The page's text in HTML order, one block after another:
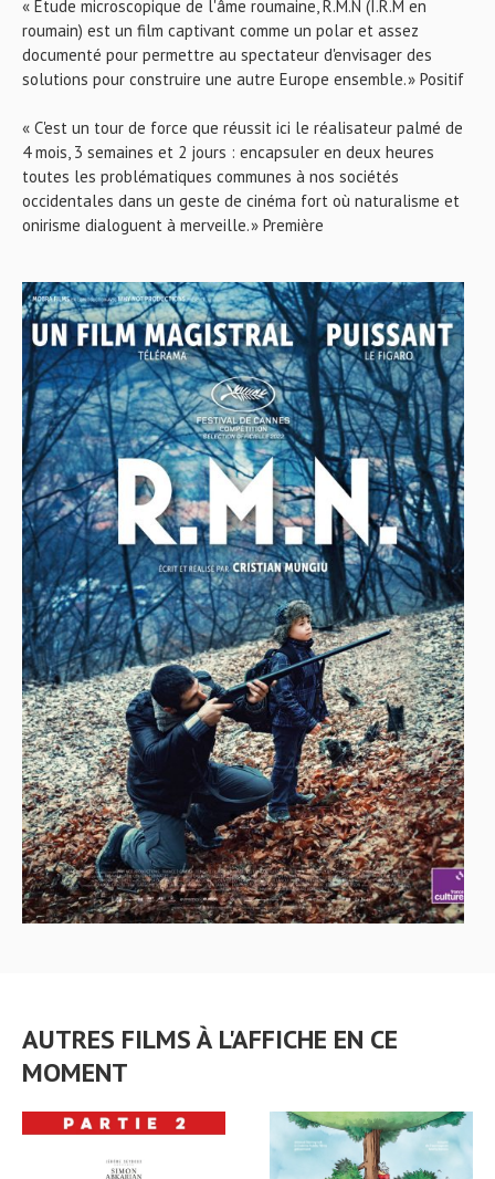
« Etude microscopique de l'âme roumaine, R.M.N (I.R.M en
roumain) est un film captivant comme un polar et assez
documenté pour permettre au spectateur d'envisager des
solutions pour construire une autre Europe ensemble. » Positif
« C'est un tour de force que réussit ici le réalisateur palmé de
4 mois, 3 semaines et 2 jours : encapsuler en deux heures
toutes les problématiques communes à nos sociétés
occidentales dans un geste de cinéma fort où naturalisme et
onirisme dialoguent à merveille. » Première
AUTRES FILMS À L'AFFICHE EN CE
MOMENT